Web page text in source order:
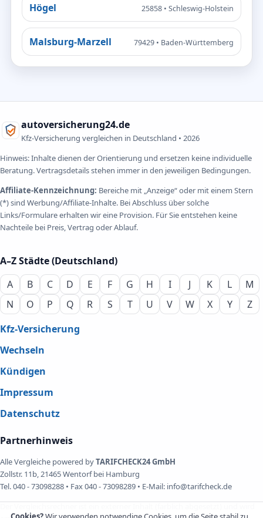
Högel 25858 • Schleswig-Holstein
Malsburg-Marzell 79429 • Baden-Württemberg
autoversicherung24.de
Kfz-Versicherung vergleichen in Deutschland • 2026
Hinweis: Inhalte dienen der Orientierung und ersetzen keine individuelle
Beratung. Vertragsdetails stehen immer in den jeweiligen Bedingungen.
Affiliate-Kennzeichnung: Bereiche mit „Anzeige“ oder mit einem Stern
(*) sind Werbung/Affiliate-Inhalte. Bei Abschluss über solche
Links/Formulare erhalten wir eine Provision. Für Sie entstehen keine
Nachteile bei Preis, Vertrag oder Ablauf.
A–Z Städte (Deutschland)
A
B C D E F G H I J K L
M
N
O P Q R S T U V W X Y
Z
Kfz-Versicherung
Wechseln
Kündigen
Impressum
Datenschutz
Partnerhinweis
Alle Vergleiche powered byTARIFCHECK24 GmbH
Zollstr. 11b, 21465 Wentorf bei Hamburg
Tel. 040 - 73098288 • Fax 040 - 73098289 • E-Mail: info@tarifcheck.de